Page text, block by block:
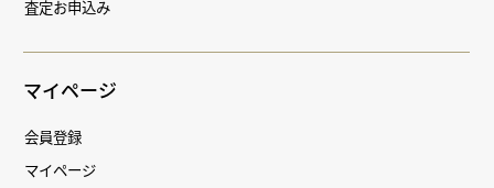
査定お申込み
マイページ
会員登録
マイページ